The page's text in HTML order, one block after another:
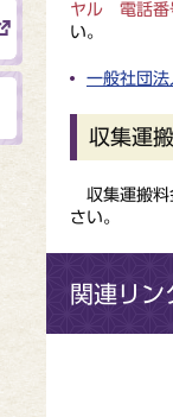
ヤル 電話番
い。
一般社団
収集運
収集運搬料
さい。
関連リン